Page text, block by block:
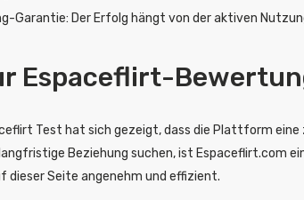
Garantie: Der Erfolg hängt von der aktiven
Espaceflirt-
Test hat sich gezeigt, dass die Plattform
Beziehung suchen, ist Espaceflirt.com
dieser Seite angenehm und effizient.